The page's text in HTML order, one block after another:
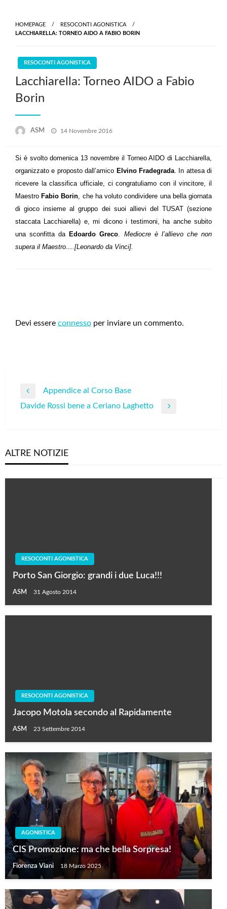
content
HOMEPAGE
RESOCONTI AGONISTICA
LACCHIARELLA: TORNEO AIDO A FABIO BORIN
RESOCONTI AGONISTICA
Lacchiarella: Torneo AIDO a Fabio
Borin
ASM
Posted
14 Novembre 2016
Si è svolto domenica 13 novembre il Torneo AIDO di Lacchiarella,
organizzato e proposto dall’amico Elvino Fradegrada. In attesa di
ricevere la classifica ufficiale, ci congratuliamo con il vincitore, il
Maestro Fabio Borin, che ha voluto condividere una bella giornata
di gioco insieme al gruppo dei suoi allievi del TUSAT (sezione
staccata Lacchiarella) e, mi dicono i testimoni, ha anche subito
una sconfitta da Edoardo Greco. Mediocre è l’allievo che non
supera il Maestro….[Leonardo da Vinci].
Devi essere connesso per inviare un commento.
Navigazione
articoli
Previous
Post
Appendice al Corso Base
Davide Rossi bene a Ceriano Laghetto
ALTRE NOTIZIE
RESOCONTI AGONISTICA
Porto San Giorgio: grandi i due Luca!!!
ASM 31 Agosto 2014
RESOCONTI AGONISTICA
Jacopo Motola secondo al Rapidamente
ASM 23 Settembre 2014
AGONISTICA
CIS Promozione: ma che bella Sorpresa!
Fiorenza Viani 18 Marzo 2025